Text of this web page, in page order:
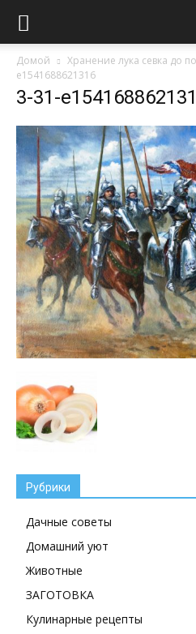
Домой Хранение лука севка до
e1541688621316
3-31-
Рубрики
Дачные советы
Домашний уют
Животные
ЗАГОТОВКА
Кулинарные рецепты